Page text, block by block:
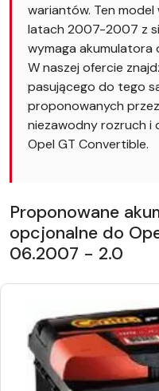
wariantów. Ten
latach 2007-2007 z
wymaga akumulatora
W naszej ofercie
pasującego do tego
proponowanych
niezawodny rozruch i
Opel GT Convertible.
Proponowane
opcjonalne do
06.2007 - 2.0